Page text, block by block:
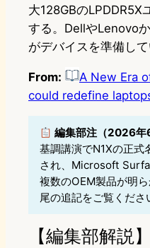
大128GBのLPDDR5X
する。DellやLenovo
がデバイスを準備し
From:
A New Era
could redefine
編集部注（2026年
基調講演でN1Xの正
され、Microsoft
複数のOEM製品が明
尾の追記をご覧くださ
【編集部解説】